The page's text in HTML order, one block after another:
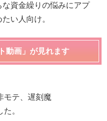
資金繰りの悩みにアプ
い人向け。
動画」が見れます
モテ、遅刻魔
。